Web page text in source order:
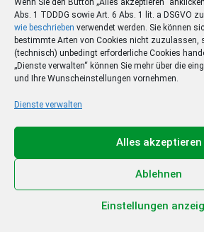
Abs. 1 TDDDG sowie Art. 6 Abs. 1 lit. a DSGVO
wie beschrieben verwendet werden. Sie können
bestimmte Arten von Cookies nicht zuzulassen,
(technisch) unbedingt erforderliche Cookies
„Dienste verwalten“ können Sie mehr über die
und Ihre Wunscheinstellungen vornehmen.
Dienste verwalten
Alles akzeptieren
Ablehnen
Einstellungen
Ihr Sommer – Ihr
Ihr Gewinn
Jetzt zum Sonderpreis lesen und
Sommerreise gewinnen!
Zum Deal